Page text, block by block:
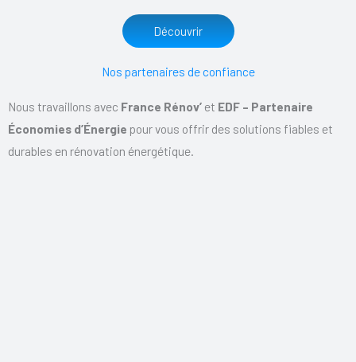
Découvrir
Nos partenaires de confiance
Nous travaillons avec France Rénov’ et EDF – Partenaire
Économies d’Énergie pour vous offrir des solutions fiables et
durables en rénovation énergétique.